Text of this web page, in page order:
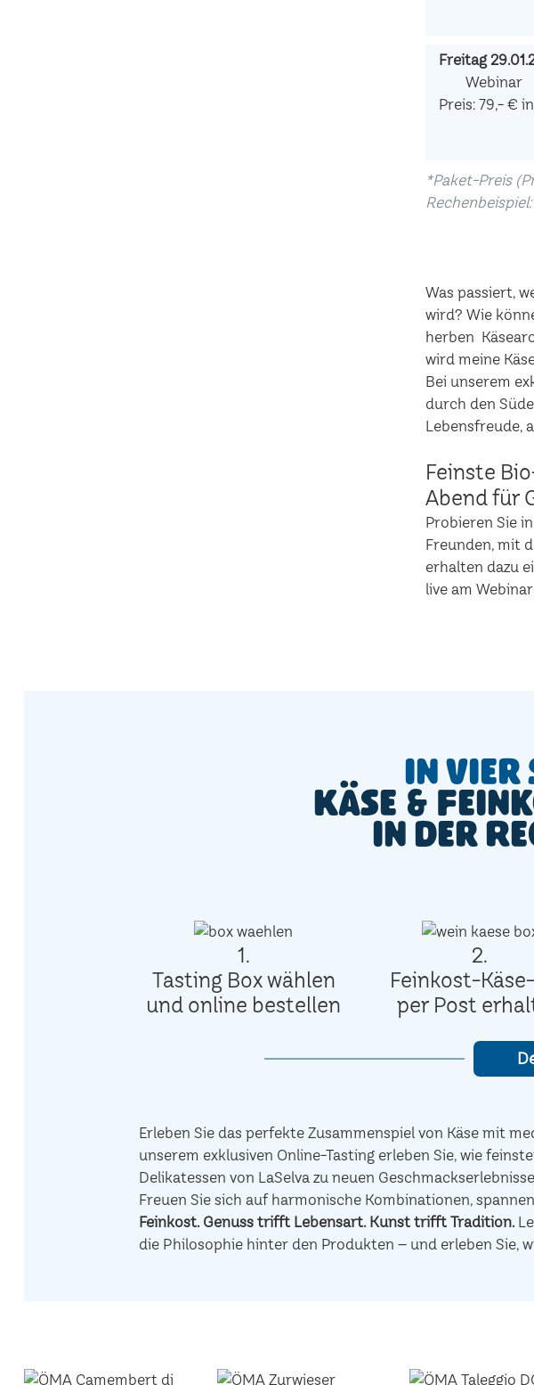
Freitag
Webinar
Preis: 79,- €
*Paket-Preis
Was passiert,
wird? Wie
herben
wird meine
Bei unserem
durch den
Lebensfreude,
Feinste
Abend für
Probieren Sie
Freunden, mit
erhalten dazu
live am
In vier
Käse &
in der
1.
Tasting Box wählen
und online bestellen
2.
Feinkost-
per Post
Erleben Sie das perfekte Zusammenspiel von Käse mit
unserem exklusiven Online-Tasting erleben Sie, wie
Delikatessen von LaSelva zu neuen
Freuen Sie sich auf harmonische Kombinationen,
Feinkost. Genuss trifft Lebensart. Kunst trifft Tradition.
die Philosophie hinter den Produkten – und erleben Sie,